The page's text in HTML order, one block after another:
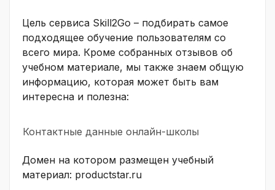
Цель сервиса Skill2Go – подбирать самое
подходящее обучение пользователям со
всего мира. Кроме собранных отзывов об
учебном материале, мы также знаем общую
информацию, которая может быть вам
интересна и полезна:
Контактные данные онлайн-школы
Домен на котором размещен учебный
материал: productstar.ru